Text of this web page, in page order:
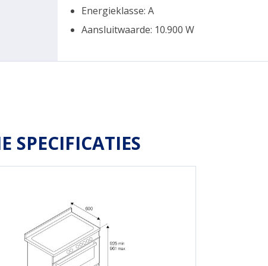
Energieklasse: A
Aansluitwaarde: 10.900 W
SPECIFICATIES